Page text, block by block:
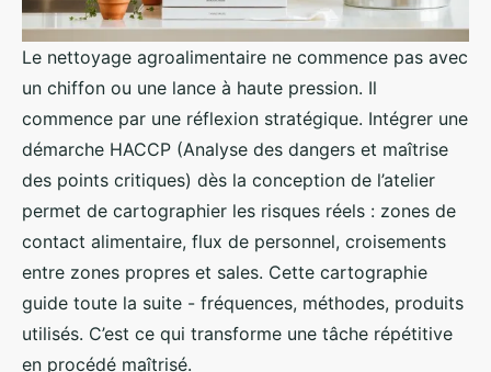
Le nettoyage agroalimentaire ne commence pas avec
un chiffon ou une lance à haute pression. Il
commence par une réflexion stratégique. Intégrer une
démarche HACCP (Analyse des dangers et maîtrise
des points critiques) dès la conception de l’atelier
permet de cartographier les risques réels : zones de
contact alimentaire, flux de personnel, croisements
entre zones propres et sales. Cette cartographie
guide toute la suite - fréquences, méthodes, produits
utilisés. C’est ce qui transforme une tâche répétitive
en procédé maîtrisé.